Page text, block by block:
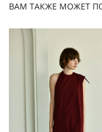
ВАМ ТАКЖЕ МОЖЕТ